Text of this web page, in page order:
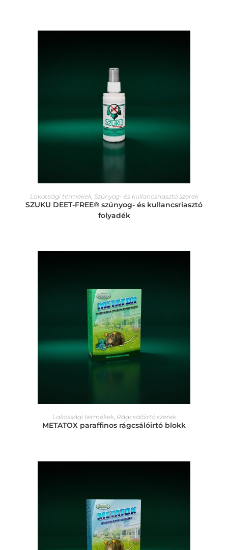
Lakossági termékek, Szúnyog- és kullancsriasztó szerek
SZUKU DEET-FREE® szúnyog- és kullancsriasztó
folyadék
Lakossági termékek, Rágcsálóirtó szerek
METATOX paraffinos rágcsálóirtó blokk